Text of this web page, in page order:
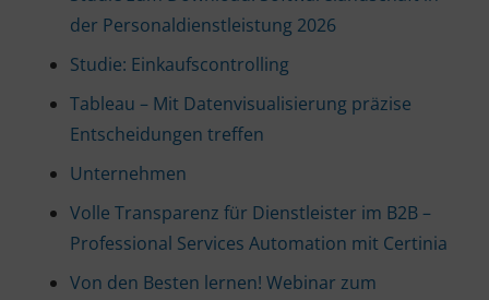
der Personaldienstleistung 2026
Studie: Einkaufscontrolling
Tableau – Mit Datenvisualisierung präzise
Entscheidungen treffen
Unternehmen
Volle Transparenz für Dienstleister im B2B –
Professional Services Automation mit Certinia
Von den Besten lernen! Webinar zum